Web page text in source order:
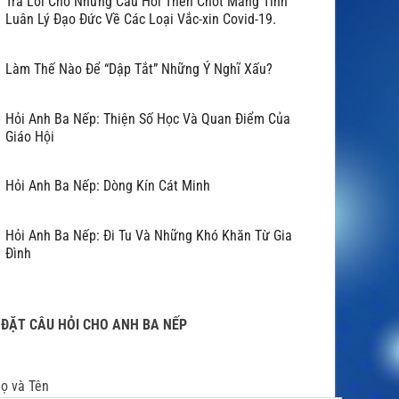
Luân Lý Đạo Đức Về Các Loại Vắc-xin Covid-19.
Làm Thế Nào Để “Dập Tắt” Những Ý Nghĩ Xấu?
Hỏi Anh Ba Nếp: Thiện Số Học Và Quan Điểm Của
Giáo Hội
Hỏi Anh Ba Nếp: Dòng Kín Cát Minh
Hỏi Anh Ba Nếp: Đi Tu Và Những Khó Khăn Từ Gia
Đình
ĐẶT CÂU HỎI CHO ANH BA NẾP
và Tên